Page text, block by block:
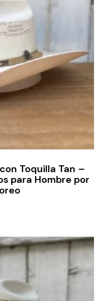
Toquilla Tan –
para Hombre por